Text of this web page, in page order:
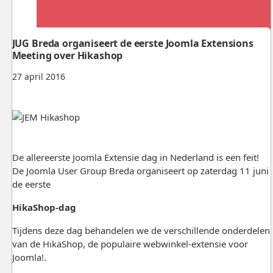
27 april 2016
JUG Breda organiseert de eerste Joomla Extensions
Meeting over Hikashop
De allereerste Joomla Extensie dag in Nederland is een feit!
De Joomla User Group Breda organiseert op zaterdag 11 juni
de eerste
HikaShop-dag
Tijdens deze dag behandelen we de verschillende onderdelen
van de HikaShop, de populaire webwinkel-extensie voor
Joomla!.